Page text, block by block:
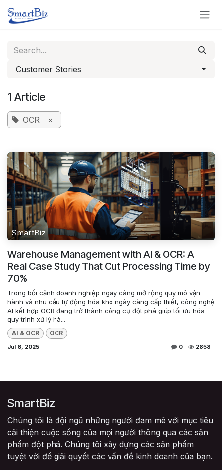
Skip to Content
Customer Stories
1 Article
OCR ×
SmartBiz
Warehouse Management with AI & OCR: A
Real Case Study That Cut Processing Time by
70%
Trong bối cảnh doanh nghiệp ngày càng mở rộng quy mô vận
hành và nhu cầu tự động hóa kho ngày càng cấp thiết, công nghệ
AI kết hợp OCR đang trở thành công cụ đột phá giúp tối ưu hóa
quy trình xử lý hà...
AI & OCR OCR
Jul 6, 2025 0 2858
SmartBiz
Chúng tôi là đội ngũ những người đam mê với mục tiêu
cải thiện cuộc sống của mọi người thông qua các sản
phẩm đột phá. Chúng tôi xây dựng các sản phẩm
tuyệt vời để giải quyết các vấn đề kinh doanh của bạn.